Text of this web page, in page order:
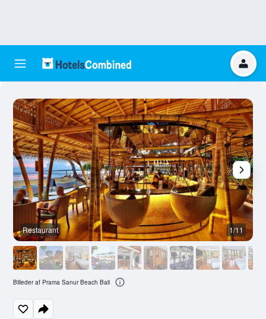
Restaurant 1/11
Billeder af Prama Sanur Beach Bali